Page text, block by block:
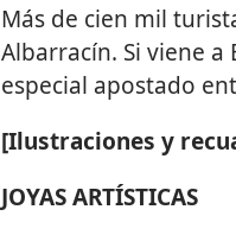
Más de cien mil
Albarracín. Si viene a
especial apostado
[Ilustraciones y
JOYAS ARTÍSTICAS